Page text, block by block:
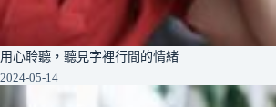
用心聆聽，聽見字裡行間的情緒
2024-05-14